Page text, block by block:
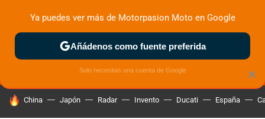
MENÚ NUEVO
ZONA DE PRUEBAS DEPORTIVAS MOTOS ELÉCTRICAS
HOY SE HABLA DE
China Japón Radar Invento Ducati España
×
Ya puedes ver más de Motorpasion Moto en Google
Añádenos como fuente preferida
Solo necesitas una cuenta de Google